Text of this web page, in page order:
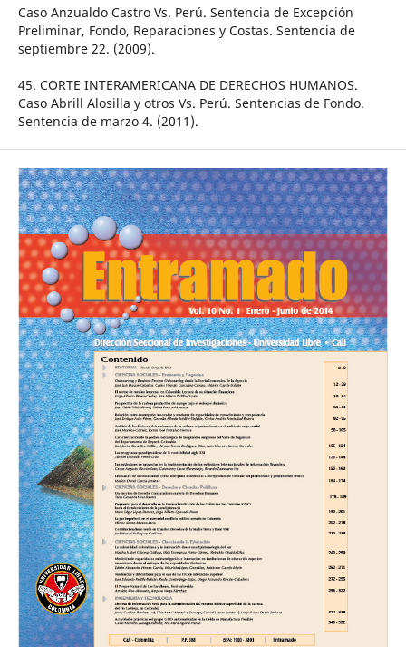
Caso Anzualdo Castro Vs. Perú. Sentencia de Excepción
Preliminar, Fondo, Reparaciones y Costas. Sentencia de
septiembre 22. (2009).
45. CORTE INTERAMERICANA DE DERECHOS HUMANOS.
Caso Abrill Alosilla y otros Vs. Perú. Sentencias de Fondo.
Sentencia de marzo 4. (2011).